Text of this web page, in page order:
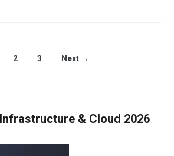
2 3 Next →
& Cloud 2026